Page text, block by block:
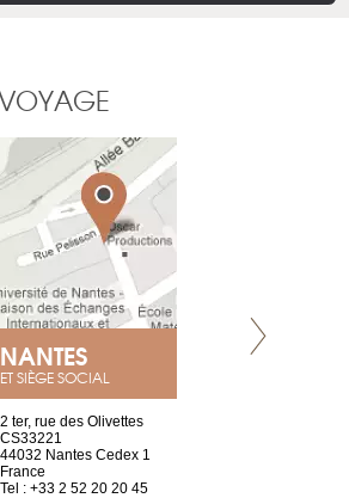
NANTES
ET SIÈGE SOCIAL
2 ter, rue des Olivettes
CS33221
44032 Nantes Cedex 1
France
Tel : +33 2 52 20 20 45